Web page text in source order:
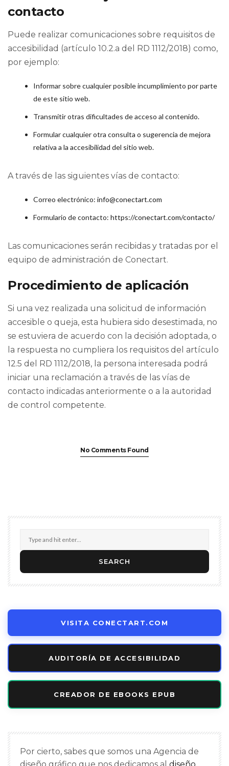
contacto
Puede realizar comunicaciones sobre requisitos de
accesibilidad (artículo 10.2.a del RD 1112/2018) como,
por ejemplo:
Informar sobre cualquier posible incumplimiento por parte
de este sitio web.
Transmitir otras dificultades de acceso al contenido.
Formular cualquier otra consulta o sugerencia de mejora
relativa a la accesibilidad del sitio web.
A través de las siguientes vías de contacto:
Correo electrónico: info@conectart.com
Formulario de contacto: https://conectart.com/contacto/
Las comunicaciones serán recibidas y tratadas por el
equipo de administración de Conectart.
Procedimiento de aplicación
Si una vez realizada una solicitud de información
accesible o queja, esta hubiera sido desestimada, no
se estuviera de acuerdo con la decisión adoptada, o
la respuesta no cumpliera los requisitos del artículo
12.5 del RD 1112/2018, la persona interesada podrá
iniciar una reclamación a través de las vías de
contacto indicadas anteriormente o a la autoridad
de control competente.
No Comments Found
VISITA CONECTART.COM
AUDITORÍA DE ACCESIBILIDAD
CREADOR DE EBOOKS EPUB
Por cierto, sabes que somos una Agencia de